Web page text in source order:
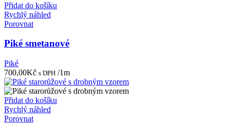
Přidat do košíku
Rychlý náhled
Porovnat
Piké smetanové
Piké
700,00Kč s DPH /1m
Přidat do košíku
Rychlý náhled
Porovnat